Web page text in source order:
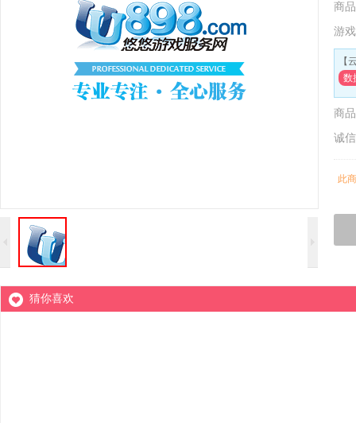
商
游
【
数
商
诚
此
猜你喜欢